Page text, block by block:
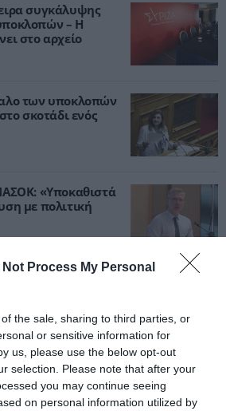
Not Process My Personal
the sale, sharing to third parties, or
or sensitive information for
us, please use the below opt-out
selection. Please note that after your
you may continue seeing
on personal information utilized by
συγκάλυψης
– Η
στο αρχείο
των υποκλοπών
σκοτάδι ενός
«Υποκαθιστά
με πολιτική
κυβέρνηση θυμάται τους
λέει ήρωες–όχι όταν ζητούν